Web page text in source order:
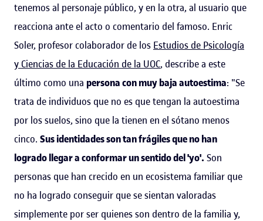
tenemos al personaje público, y en la otra, al usuario que
reacciona ante el acto o comentario del famoso. Enric
Soler, profesor colaborador de los Estudios de Psicología
y Ciencias de la Educación de la UOC, describe a este
último como una persona con muy baja autoestima: "Se
trata de individuos que no es que tengan la autoestima
por los suelos, sino que la tienen en el sótano menos
cinco. Sus identidades son tan frágiles que no han
logrado llegar a conformar un sentido del 'yo'. Son
personas que han crecido en un ecosistema familiar que
no ha logrado conseguir que se sientan valoradas
simplemente por ser quienes son dentro de la familia y,